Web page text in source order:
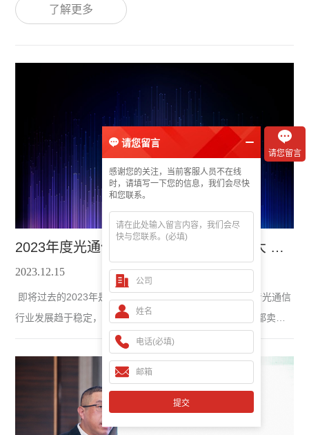
他大型收购案（超过五亿美元）已经不多了。上一次轰动全行业
的收购案还是2021年Lumentum以9.18亿美元现金收购
新品发布给远远甩在后面了。之前的年度前三总少不了运营商集
采动态，毕竟是本行业的需求来源之一么，
了解更多
2023年度光通信盘点：资本的力量无限大 也有一些别的
2023.12.15
即将过去的2023年是艰辛的一年，也是疲惫的一年。随着光通信
行业发展趋于稳定，那些精干的、有潜力的公司该卖的也都卖得
差不多了。除了行业一哥Lumentum还在继续买买买的步伐，其
他大型收购案（超过五亿美元）已经不多了。上一次轰动全行业
的收购案还是2021年Lumentum以9.18亿美元现金收购
NeoPhotonics，2023年轰动全行业的收购案依然是Lumentum出
手，以7.5亿美元现金收购云晖。 这个行业不能没有
请您留言
请您留言
感谢您的关注，当前客服人员不在线
时，请填写一下您的信息，我们会尽快
和您联系。